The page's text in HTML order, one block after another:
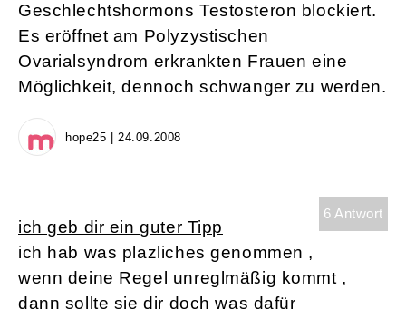
Geschlechtshormons Testosteron blockiert.
Es eröffnet am Polyzystischen
Ovarialsyndrom erkrankten Frauen eine
Möglichkeit, dennoch schwanger zu werden.
hope25 | 24.09.2008
6 Antwort
ich geb dir ein guter Tipp
ich hab was plazliches genommen ,
wenn deine Regel unreglmäßig kommt ,
dann sollte sie dir doch was dafür